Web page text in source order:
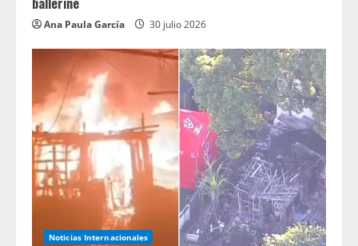
Ana Paula García 30 julio 2026
Noticias Internacionales